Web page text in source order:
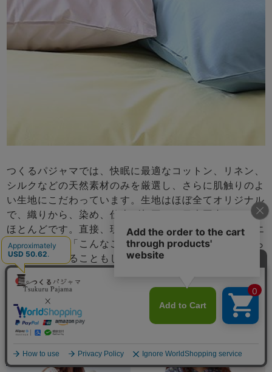
メニュー
つくるパジャマでは、快眠に最適なコットン、リネン、
シルクなどの天然素材のみを厳選し、さらに肌触りのよ
い生地にこだわっています。生地はほぼ全てオリジナル
で、織りから、染め、仕上げ加工まで日本国内のものが
ほとんどです。直接、現地工場に足を運び、各分野のエ
キスパートに「こんなことできないか」と相談しながら
生地を企画することもしばしば。とことん心地よい生地
を追求しています。
同じ生地の他デザインはこちら